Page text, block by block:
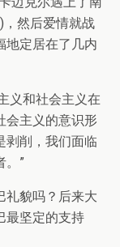
，然后爱情就战
地定居在了几内
义和社会主义在
会主义的意识形
剥削，我们面临
。”
礼貌吗？后来大
最坚定的支持